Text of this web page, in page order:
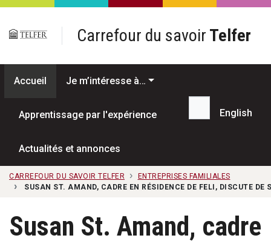
Passer au contenu principal
Carrefour du savoir Telfer
Accueil Je m’intéresse à…
Apprentissage par l'expérience
Actualités et annonces
Recherche...
English
CARREFOUR DU SAVOIR TELFER
ENTREPRISES FAMILIALES
SUSAN ST. AMAND, CADRE EN RÉSIDENCE DE FELI, DISCUTE DE
Susan St. Amand, cadre